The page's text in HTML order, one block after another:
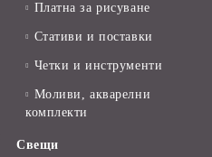
Платна за рисуване
Стативи и поставки
Четки и инструменти
Моливи, акварелни
комплекти
Свещи